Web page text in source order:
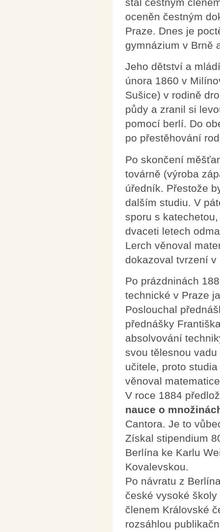
oceněn čestným
Praze. Dnes je
gymnázium v Brně
Jeho dětství a
února 1860 v
Sušice) v rodině
půdy a zranil si
pomocí berlí. Do
po přestěhování
Po skončení
továrně (výroba
úředník. Přestože
dalším studiu. V
sporu s
dvaceti letech
Lerch věnoval
dokazoval tvrzení
Po prázdninách
technické v Praze
Poslouchal
přednášky
absolvování
svou tělesnou
učitele, proto
věnoval
V roce 1884
nauce o
Cantora. Je to
Získal stipendium
Berlína ke Karlu
Kovalevskou.
Po návratu z
české vysoké
členem Královské
rozsáhlou